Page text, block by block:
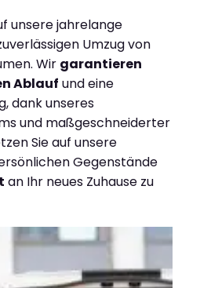
unsere jahrelange
Umzug von
Wir garantieren
Ablauf und eine
dank unseres
und maßgeschneiderter
Sie auf unsere
Gegenstände
an Ihr neues Zuhause zu